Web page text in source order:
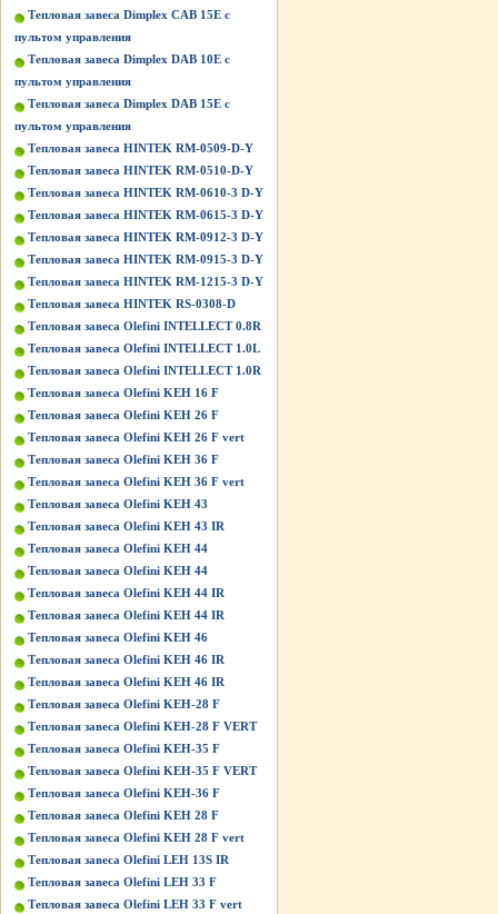
Тепловая завеса Dimplex CAB 15E с
пультом управления
Тепловая завеса Dimplex DAB 10E с
пультом управления
Тепловая завеса Dimplex DAB 15E с
пультом управления
Тепловая завеса HINTEK RM-0509-D-Y
Тепловая завеса HINTEK RM-0510-D-Y
Тепловая завеса HINTEK RM-0610-3 D-Y
Тепловая завеса HINTEK RM-0615-3 D-Y
Тепловая завеса HINTEK RM-0912-3 D-Y
Тепловая завеса HINTEK RM-0915-3 D-Y
Тепловая завеса HINTEK RM-1215-3 D-Y
Тепловая завеса HINTEK RS-0308-D
Тепловая завеса Olefini INTELLECT 0.8R
Тепловая завеса Olefini INTELLECT 1.0L
Тепловая завеса Olefini INTELLECT 1.0R
Тепловая завеса Olefini KEH 16 F
Тепловая завеса Olefini KEH 26 F
Тепловая завеса Olefini KEH 26 F vert
Тепловая завеса Olefini KEH 36 F
Тепловая завеса Olefini KEH 36 F vert
Тепловая завеса Olefini KEH 43
Тепловая завеса Olefini KEH 43 IR
Тепловая завеса Olefini KEH 44
Тепловая завеса Olefini KEH 44
Тепловая завеса Olefini KEH 44 IR
Тепловая завеса Olefini KEH 44 IR
Тепловая завеса Olefini KEH 46
Тепловая завеса Olefini KEH 46 IR
Тепловая завеса Olefini KEH 46 IR
Тепловая завеса Olefini KEH-28 F
Тепловая завеса Olefini KEH-28 F VERT
Тепловая завеса Olefini KEH-35 F
Тепловая завеса Olefini KEH-35 F VERT
Тепловая завеса Olefini KEH-36 F
Тепловая завеса Olefini KЕН 28 F
Тепловая завеса Olefini KЕН 28 F vert
Тепловая завеса Olefini LEH 13S IR
Тепловая завеса Olefini LEH 33 F
Тепловая завеса Olefini LEH 33 F vert